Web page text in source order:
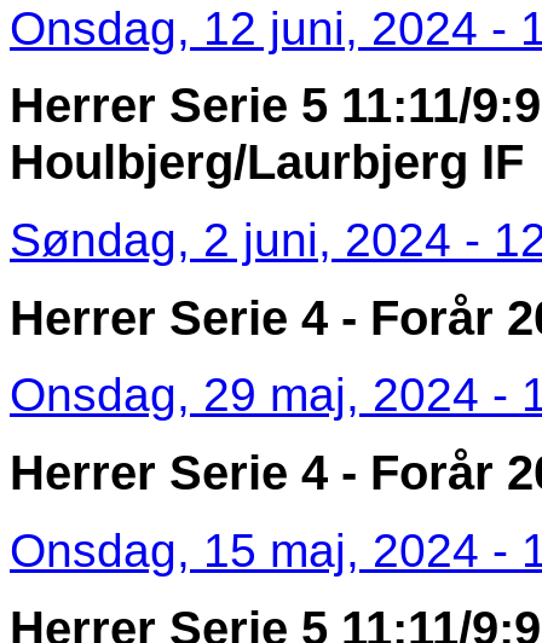
Onsdag, 12 juni, 2024 -
Herrer Serie 5 11:11/
Houlbjerg/Laurbjerg IF
Søndag, 2 juni, 2024 -
Herrer Serie 4 - Forår
Onsdag, 29 maj, 2024 -
Herrer Serie 4 - Forår
Onsdag, 15 maj, 2024 -
Herrer Serie 5 11:11/